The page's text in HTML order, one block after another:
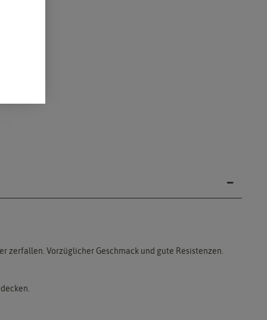
Vorzüglicher Geschmack und gute Resistenzen.